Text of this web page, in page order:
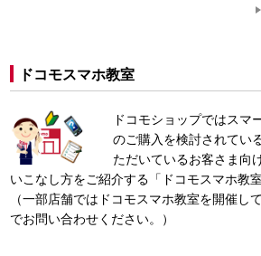
ドコモスマホ教室
ドコモショップではスマ
のご購入を検討されてい
ただいているお客さま向
いこなし方をご紹介する「ドコモスマホ教
（一部店舗ではドコモスマホ教室を開催し
でお問い合わせください。）